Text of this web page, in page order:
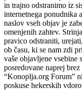
in trajno odstranimo iz
internetnega ponudnika
naslov vseh objav je
omenjenih zahtev.
pravico odstraniti,
ob času, ki se nam zdi
vaše objavljene vsebine
posredovane naprej
“Konoplja.org Forum”
poskuse hekerskih